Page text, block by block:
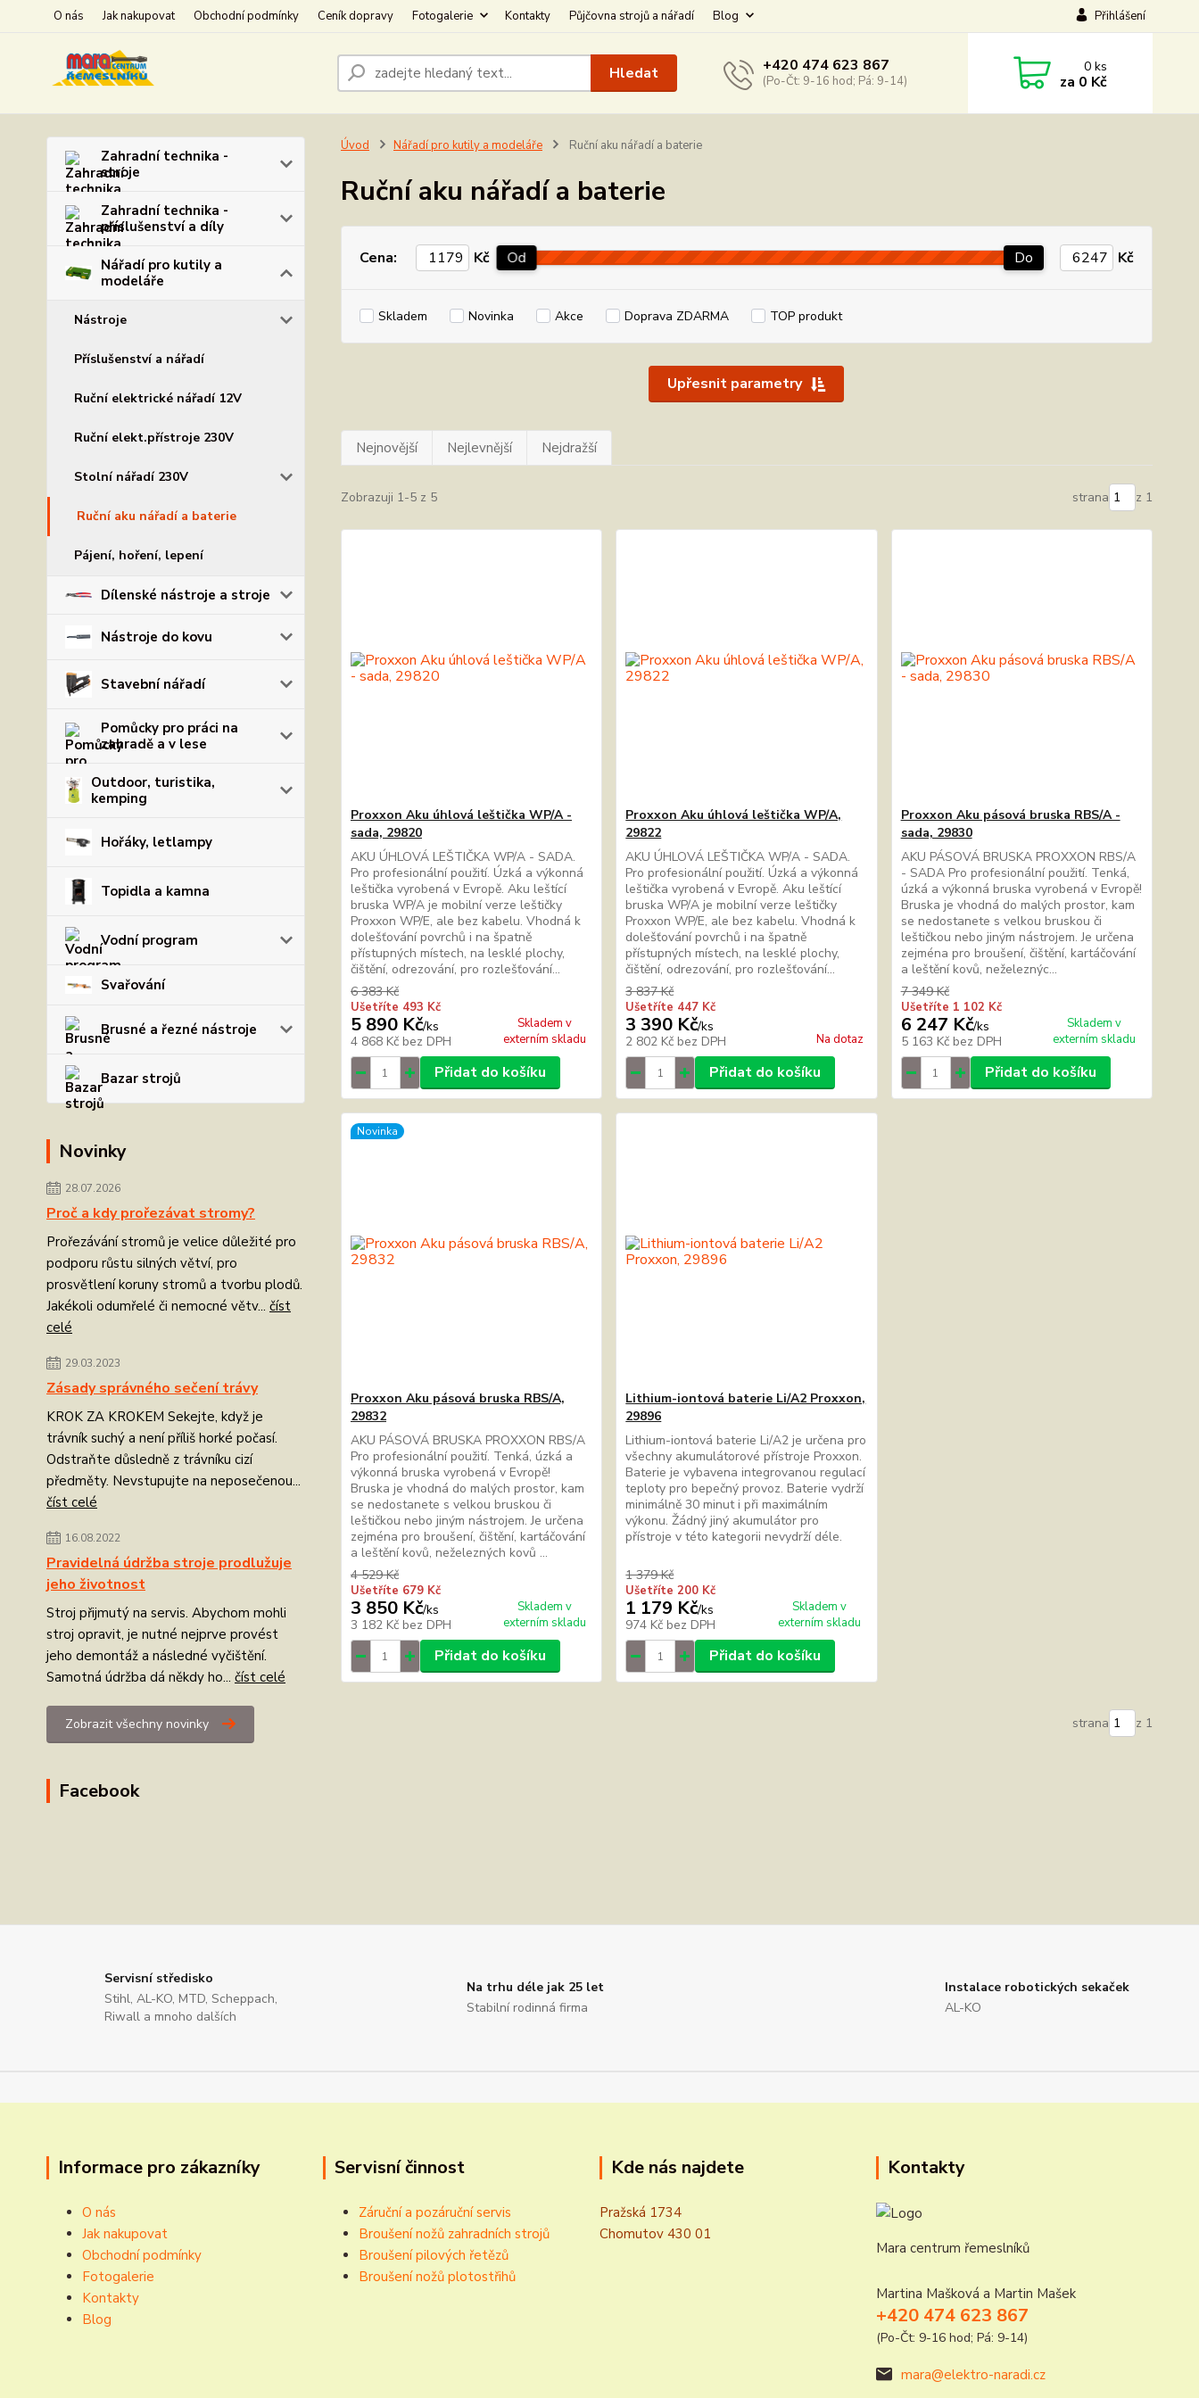
O nás Jak nakupovat Obchodní podmínky Ceník dopravy Fotogalerie Kontakty Půjčovna strojů a nářadí Blog Přihlášení
Hledat +420 474 623 867
(Po-Čt: 9-16 hod; Pá: 9-14)
0ks
za 0 Kč
Zahradní technika -
stroje
Zahradní technika -
příslušenství a díly
Nářadí pro kutily a
modeláře
Nástroje
Příslušenství a nářadí
Ruční elektrické nářadí 12V
Ruční elekt.přístroje 230V
Stolní nářadí 230V
Ruční aku nářadí a baterie
Pájení, hoření, lepení
Dílenské nástroje a stroje
Nástroje do kovu
Stavební nářadí
Pomůcky pro práci na
zahradě a v lese
Outdoor, turistika,
kemping
Hořáky, letlampy
Topidla a kamna
Vodní program
Svařování
Brusné a řezné nástroje
Bazar strojů
Novinky
28.07.2026
Proč a kdy prořezávat stromy?
Prořezávání stromů je velice důležité pro
podporu růstu silných větví, pro
prosvětlení koruny stromů a tvorbu plodů.
Jakékoli odumřelé či nemocné větv... číst
celé
29.03.2023
Zásady správného sečení trávy
KROK ZA KROKEM Sekejte, když je
trávník suchý a není příliš horké počasí.
Odstraňte důsledně z trávníku cizí
předměty. Nevstupujte na neposečenou...
číst celé
16.08.2022
Pravidelná údržba stroje prodlužuje
jeho životnost
Stroj přijmutý na servis. Abychom mohli
stroj opravit, je nutné nejprve provést
jeho demontáž a následné vyčištění.
Samotná údržba dá někdy ho... číst celé
Zobrazit všechny novinky
Facebook
Úvod Nářadí pro kutily a modeláře Ruční aku nářadí a baterie
Ruční aku nářadí a baterie
Upřesnit parametry
Cena: Kč Od Do Kč
Skladem Novinka Akce Doprava ZDARMA TOP produkt
Nejnovější Nejlevnější Nejdražší
Zobrazuji 1-5 z 5 strana z 1
Proxxon Aku úhlová leštička WP/A -
sada, 29820
AKU ÚHLOVÁ LEŠTIČKA WP/A - SADA.
Pro profesionální použití. Úzká a výkonná
leštička vyrobená v Evropě. Aku leštící
bruska WP/A je mobilní verze leštičky
Proxxon WP/E, ale bez kabelu. Vhodná k
dolešťování povrchů i na špatně
přístupných místech, na lesklé plochy,
čištění, odrezování, pro rozlešťování...
6 383 Kč
Ušetříte 493 Kč
5 890 Kč/ks
4 868 Kč bez DPH
Skladem v
externím skladu
Přidat do košíku
Proxxon Aku úhlová leštička WP/A,
29822
AKU ÚHLOVÁ LEŠTIČKA WP/A - SADA.
Pro profesionální použití. Úzká a výkonná
leštička vyrobená v Evropě. Aku leštící
bruska WP/A je mobilní verze leštičky
Proxxon WP/E, ale bez kabelu. Vhodná k
dolešťování povrchů i na špatně
přístupných místech, na lesklé plochy,
čištění, odrezování, pro rozlešťování...
3 837 Kč
Ušetříte 447 Kč
3 390 Kč/ks
2 802 Kč bez DPH Na dotaz
Přidat do košíku
Proxxon Aku pásová bruska RBS/A -
sada, 29830
AKU PÁSOVÁ BRUSKA PROXXON RBS/A
- SADA Pro profesionální použití. Tenká,
úzká a výkonná bruska vyrobená v Evropě!
Bruska je vhodná do malých prostor, kam
se nedostanete s velkou bruskou či
leštičkou nebo jiným nástrojem. Je určena
zejména pro broušení, čištění, kartáčování
a leštění kovů, neželeznýc...
7 349 Kč
Ušetříte 1 102 Kč
6 247 Kč/ks
5 163 Kč bez DPH
Skladem v
externím skladu
Přidat do košíku
Novinka
Proxxon Aku pásová bruska RBS/A,
29832
AKU PÁSOVÁ BRUSKA PROXXON RBS/A
Pro profesionální použití. Tenká, úzká a
výkonná bruska vyrobená v Evropě!
Bruska je vhodná do malých prostor, kam
se nedostanete s velkou bruskou či
leštičkou nebo jiným nástrojem. Je určena
zejména pro broušení, čištění, kartáčování
a leštění kovů, neželezných kovů ...
4 529 Kč
Ušetříte 679 Kč
3 850 Kč/ks
3 182 Kč bez DPH
Skladem v
externím skladu
Přidat do košíku
Lithium-iontová baterie Li/A2 Proxxon,
29896
Lithium-iontová baterie Li/A2 je určena pro
všechny akumulátorové přístroje Proxxon.
Baterie je vybavena integrovanou regulací
teploty pro bepečný provoz. Baterie vydrží
minimálně 30 minut i při maximálním
výkonu. Žádný jiný akumulátor pro
přístroje v této kategorii nevydrží déle.
1 379 Kč
Ušetříte 200 Kč
1 179 Kč/ks
974 Kč bez DPH
Skladem v
externím skladu
Přidat do košíku
strana z 1
Servisní středisko
Stihl, AL-KO, MTD, Scheppach,
Riwall a mnoho dalších
Na trhu déle jak 25 let
Stabilní rodinná firma
Instalace robotických sekaček
AL-KO
Informace pro zákazníky
O nás
Jak nakupovat
Obchodní podmínky
Fotogalerie
Kontakty
Blog
Servisní činnost
Záruční a pozáruční servis
Broušení nožů zahradních strojů
Broušení pilových řetězů
Broušení nožů plotostřihů
Kde nás najdete
Pražská 1734
Chomutov 430 01
Kontakty
Mara centrum řemeslníků
Martina Mašková a Martin Mašek
+420 474 623 867
(Po-Čt: 9-16 hod; Pá: 9-14)
mara@elektro-naradi.cz